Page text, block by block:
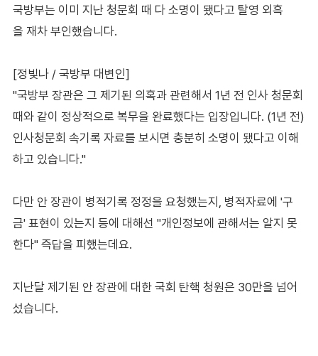
국방부는 이미 지난 청문회 때 다 소명이 됐다고 탈영 외흑
을 재차 부인했습니다.
[정빛나 / 국방부 대변인]
"국방부 장관은 그 제기된 의혹과 관련해서 1년 전 인사 청문회
때와 같이 정상적으로 복무을 완료했다는 입장입니다. (1년 전)
인사청문회 속기록 자료를 보시면 충분히 소명이 됐다고 이해
하고 있습니다."
다만 안 장관이 병적기록 정정을 요청했는지, 병적자료에 '구
금' 표현이 있는지 등에 대해선 "개인정보에 관해서는 알지 못
한다" 즉답을 피했는데요.
지난달 제기된 안 장관에 대한 국회 탄핵 청원은 30만을 넘어
섰습니다.